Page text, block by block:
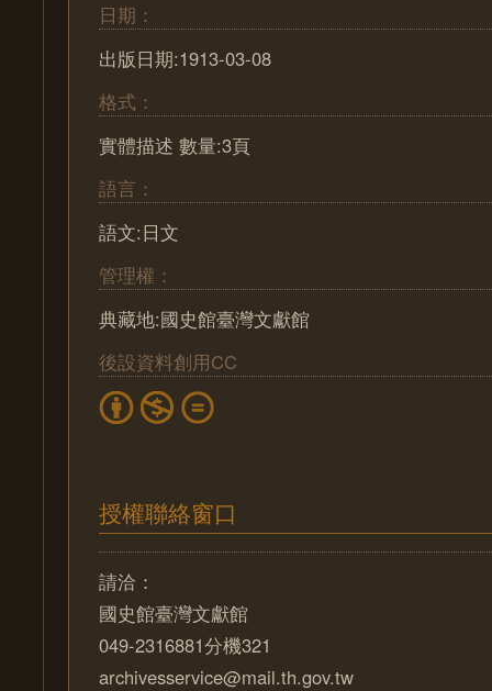
日期：
出版日期:1913-03-08
格式：
實體描述 數量:3頁
語言：
語文:日文
管理權：
典藏地:國史館臺灣文獻館
後設資料創用CC
授權聯絡窗口
請洽：
國史館臺灣文獻館
049-2316881分機321
archivesservice@mail.th.gov.tw